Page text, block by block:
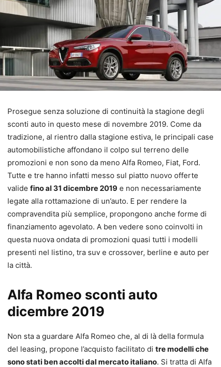
Prosegue senza soluzione di continuità la stagione degli
sconti auto in questo mese di novembre 2019. Come da
tradizione, al rientro dalla stagione estiva, le principali case
automobilistiche affondano il colpo sul terreno delle
promozioni e non sono da meno Alfa Romeo, Fiat, Ford.
Tutte e tre hanno infatti messo sul piatto nuovo offerte
valide fino al 31 dicembre 2019 e non necessariamente
legate alla rottamazione di un’auto. E per rendere la
compravendita più semplice, propongono anche forme di
finanziamento agevolato. A ben vedere sono coinvolti in
questa nuova ondata di promozioni quasi tutti i modelli
presenti nel listino, tra suv e crossover, berline e auto per
la città.
Alfa Romeo sconti auto
dicembre 2019
Non sta a guardare Alfa Romeo che, al di là della formula
del leasing, propone l’acquisto facilitato di tre modelli che
sono stati ben accolti dal mercato italiano. Si tratta di Alfa